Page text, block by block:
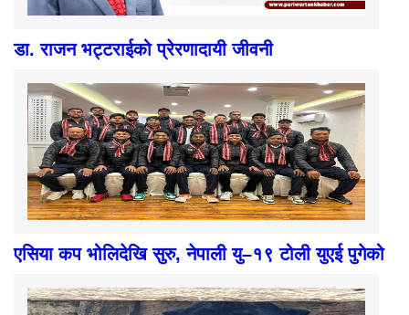
डा. राजन भट्टराईको प्रेरणादायी जीवनी
एसिया कप भोलिदेखि सुरु, नेपाली यु–१९ टोली युएई पुगेको